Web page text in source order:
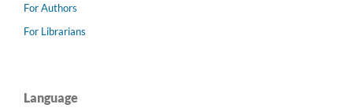
For Authors
For Librarians
Language